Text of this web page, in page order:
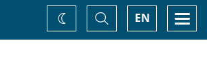
EN
Basculer
la
recherche
Changez
de